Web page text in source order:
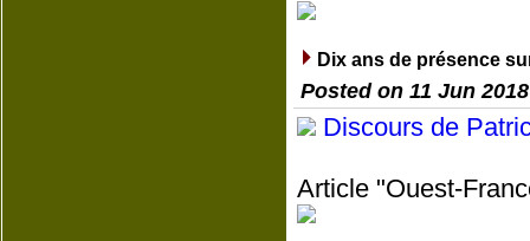
Dix ans de présence
Posted on 11 Jun 2018
Discours de
Article "Ouest-